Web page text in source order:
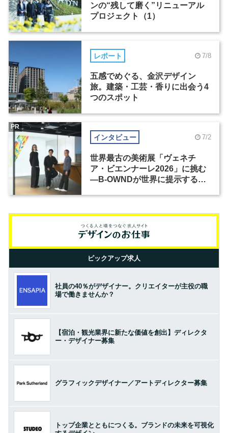
ンの“残して磨く”リニューアル
プロジェクト（1）
レポート 7/8
五感でめぐる、金沢デザイン
旅。建築・工芸・香りに出会う4
つのスポット
インタビュー 7/2
世界最古の美術展「ヴェネチ
ア・ビエンナーレ2026」に挑む
―B-OWNDが世界に提示する美
PR
ピックアップ求人
社員の40％がデザイナー。クリエイターが主役の職
場で働きませんか？
【宿泊・観光業界に新たな価値を創出】ディレクタ
ー・デザイナー募集
グラフィックデザイナー／アートディレクター募集
トップ企業とともにつくる。ブランドの未来を可視化